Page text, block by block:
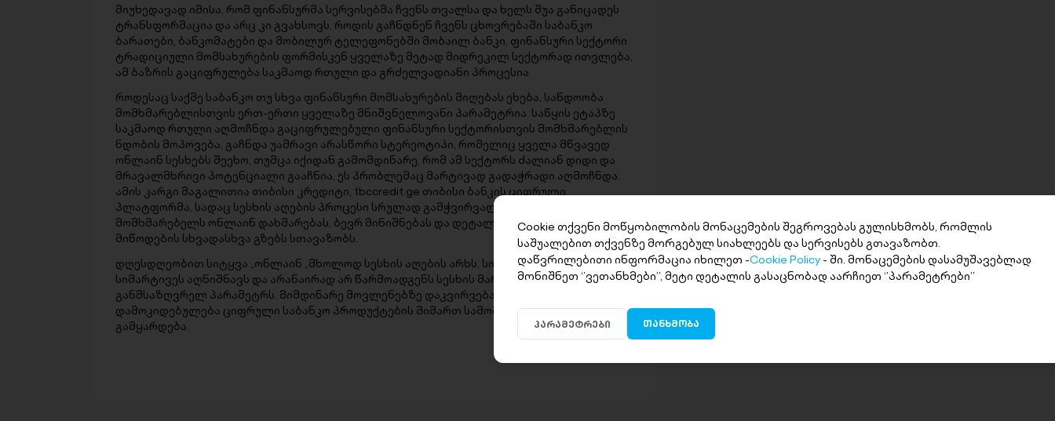
მიუხედავად იმისა, რომ ფინანსურმა სერვისებმა ჩვენს თვალსა და ხელს შუა განიცადეს
ტრანსფორმაცია და არც კი გვახსოვს, როდის გაჩნდნენ ჩვენს ცხოვრებაში საბანკო
ბარათები, ბანკომატები და მობილურ ტელეფონებში მობაილ ბანკი, ფინანსური სექტორი
ტრადიციული მომსახურების ფორმისკენ ყველაზე მეტად მიდრეკილ სექტორად ითვლება,
ამ ბაზრის გაციფრულება საკმაოდ რთული და გრძელვადიანი პროცესია.
როდესაც საქმე საბანკო თუ სხვა ფინანსური მომსახურების მიღებას ეხება, სანდოობა
მომხმარებლისთვის ერთ-ერთი ყველაზე მნიშვნელოვანი პარამეტრია. საწყის ეტაპზე
საკმაოდ რთული აღმოჩნდა გაციფრულებული ფინანსური სექტორისთვის მომხმარებლის
ნდობის მოპოვება, გაჩნდა უამრავი არასწორი სტერეოტიპი, რომელიც ყველა მწვავედ
ონლაინ სესხებს შეეხო, თუმცა იქიდან გამომდინარე, რომ ამ სექტორს ძალიან დიდი და
მრავალმხრივი პოტენციალი გააჩნია, ეს პრობლემაც მარტივად გადაჭრადი აღმოჩნდა:
ამის კარგი მაგალითია თიბისი კრედიტი, tbccredit.ge თიბისი ბანკის ციფრული
პლატფორმა, სადაც სესხის აღების პროცესი სრულად გამჭვირვალეა. პლატფორმა
მომხმარებელს ონლაინ დახმარებას, ბევრ მინიშნებას და დეტალური ინფორმაციის
მიწოდების სხვადასხვა გზებს სთავაზობს.
დღესდღეობით სიტყვა „ონლაინ „მხოლოდ სესხის აღების არხს, სისწრაფეს და
სიმარტივეს აღნიშნავს და არანაირად არ წარმოადგენს სესხის მარჟისა და ხარისხის
განმსაზღვრელ პარამეტრს. მიმდინარე მოვლენებზე დაკვირვება კი გვიჩვენებს, რომ ეს
დამოკიდებულება ციფრული საბანკო პროდუქტების მიმართ სამომავლოდ კიდევ უფრო
გამყარდება.
Cookie თქვენი მოწყობილობის მონაცემების შეგროვებას გულისხმობს, რომლის
საშუალებით თქვენზე მორგებულ სიახლეებს და სერვისებს გთავაზობთ.
დაწვრილებითი ინფორმაცია იხილეთ -Cookie Policy - ში. მონაცემების დასამუშავებლად
მონიშნეთ ‘’ვეთანხმები’’, მეტი დეტალის გასაცნობად აარჩიეთ ‘’პარამეტრები’’
პარამეტრები თანხმობა